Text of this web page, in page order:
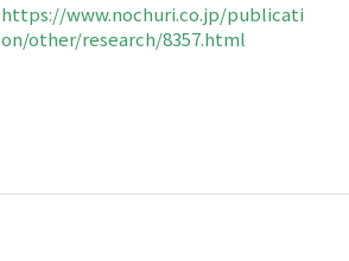
https://www.nochuri.co.jp/publicati
on/other/research/8357.html